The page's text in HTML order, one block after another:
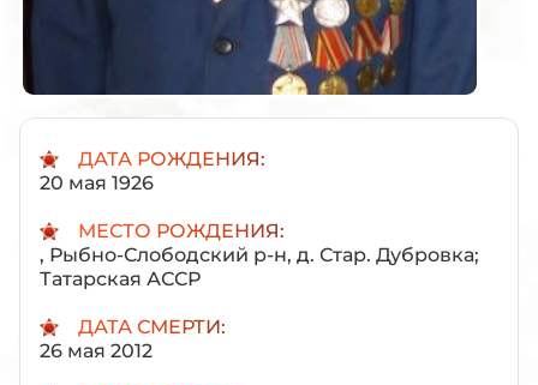
ДАТА РОЖДЕНИЯ:
20 мая 1926
МЕСТО РОЖДЕНИЯ:
, Рыбно-Слободский р-н, д. Стар. Дубровка;
Татарская АССР
ДАТА СМЕРТИ:
26 мая 2012